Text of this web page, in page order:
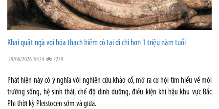
Khai quật ngà voi hóa thạch hiếm có tại di chỉ hơn 1 triệu năm tuổi
29/06/2026 10:24 2239
Phát hiện này có ý nghĩa với nghiên cứu khảo cổ, mở ra cơ hội tìm hiểu về môi
trường sống, hệ sinh thái, chế độ dinh dưỡng, điều kiện khí hậu khu vực Bắc
Phi thời kỳ Pleistocen sớm và giữa.